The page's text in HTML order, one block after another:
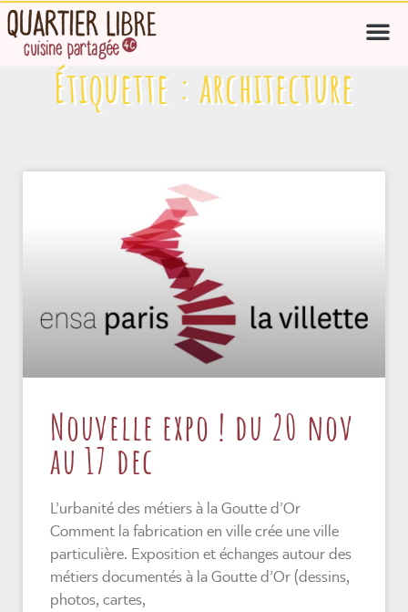
Étiquette : architecture
Nouvelle expo ! du 20 nov
au 17 dec
L’urbanité des métiers à la Goutte d’Or
Comment la fabrication en ville crée une ville
particulière. Exposition et échanges autour des
métiers documentés à la Goutte d’Or (dessins,
photos, cartes,